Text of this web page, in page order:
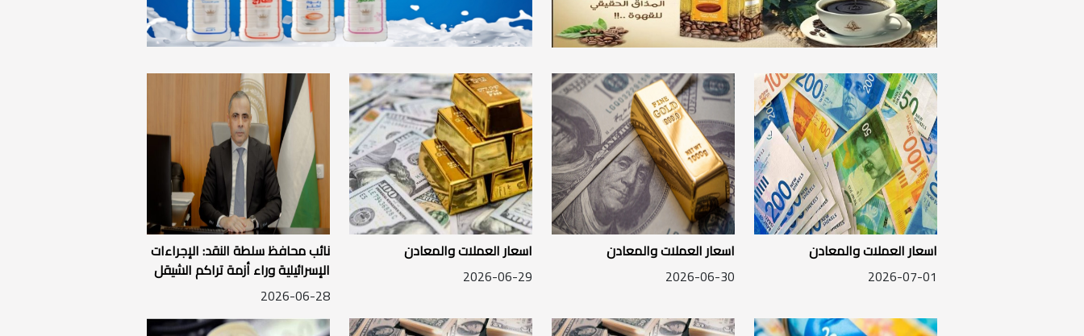
اسعار العملات والمعادن
2026-07-01
اسعار العملات والمعادن
2026-06-30
اسعار العملات والمعادن
2026-06-29
نائب محافظ سلطة النقد: الإجراءات
الإسرائيلية وراء أزمة تراكم الشيقل
ونعمل على عدة مسارات لمعالجتها
2026-06-28